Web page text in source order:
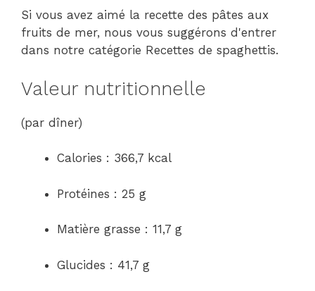
Si vous avez aimé la recette des pâtes aux
fruits de mer, nous vous suggérons d'entrer
dans notre catégorie Recettes de spaghettis.
Valeur nutritionnelle
(par dîner)
Calories : 366,7 kcal
Protéines : 25 g
Matière grasse : 11,7 g
Glucides : 41,7 g